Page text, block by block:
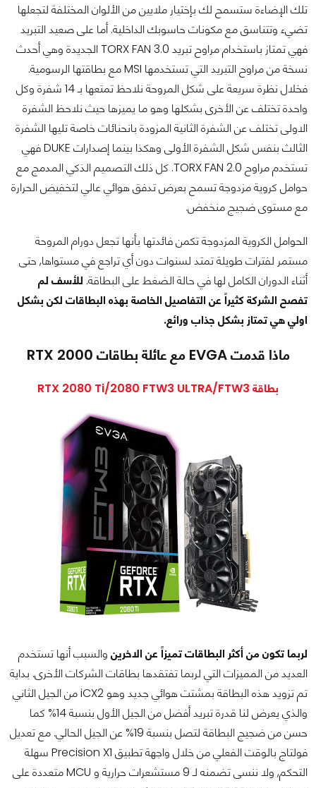
تلك الإضاءة ستسمح لك بإختيار ملايين من الألوان المختلفة لتجعلها
تضيء وتتناسق مع مكونات حاسوبك الداخلية. أما على صعيد التبريد
فهي تمتاز باستخدام مراوح تبريد TORX FAN 3.0 الجديدة وهي أحدث
نسخة من مراوح التبريد التي تستخدمها MSI مع بطاقتها الرسومية.
فخلال نظرة سريعة على شكل المروحة نلاحظ تمتعها بـ 14 شفرة وكل
واحدة تختلف عن الأخرى بشكلها وهو ما يميزها حيث نلاحظ الشفرة
الاولى تختلف عن الشفرة الثانية المزودة بانحنائات خاصة تليها الشفرة
الثالث بنفس شكل الشفرة الأولى وهكذا بينما إصدارات DUKE فهي
تستخدم مراوح TORX FAN 2.0. كل ذلك التصميم الذكي المدمج مع
حوامل كروية مزدوجة تسمح بعرض تدفق هوائي عالي لتخفيض الحرارة
مع مستوى ضجيج منخفض.
الحوامل الكروية المزدوجة تكمن فائدتها بأنها تجعل دورام المروحة
مستمر لفترات طويلة تمتد لسنوات دون أي تراجع في مستواها, حتى
أثناء الدوران الكامل لها في حالة الضغط على البطاقة. للأسف لم
تفصح الشركة كثيراً عن التفاصيل الخاصة بهذه البطاقات لكن بشكل
اولي هي تمتاز بشكل جذاب ورائع.
ماذا قدمت EVGA مع عائلة بطاقات RTX 2000
بطاقة RTX 2080 Ti/2080 FTW3 ULTRA/FTW3
لربما تكون من أكثر البطاقات تميزاً عن الاخرين والسبب أنها تستخدم
العديد من المميزات التي لربما تفتقدها بطاقات الشركات الأخرى. بداية
تم تزويد هذه البطاقة بمشتت هوائي جديد وهو iCX2 من الجيل الثاني
والذي يعرض لنا قدرة تبريد أفضل من الجيل الأول بنسبة 14% كما
حسن من ضجيج البطاقة لتصل بنسبة 19% عن الجيل الحالي. مع تعديل
فولتاج بالوقت الفعلي من خلال واجهة تطبيق Precision X1 سهلة
التحكم, ولا ننسى تضمنه لـ 9 مستشعرات حرارية و MCU متعددة على